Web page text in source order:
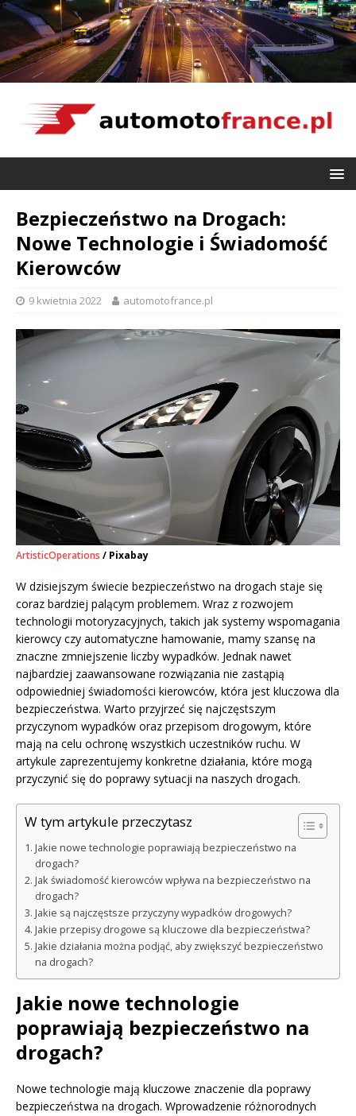
Bezpieczeństwo na Drogach:
Nowe Technologie i Świadomość
Kierowców
9 kwietnia 2022 automotofrance.pl
ArtisticOperations / Pixabay
W dzisiejszym świecie bezpieczeństwo na drogach staje się
coraz bardziej palącym problemem. Wraz z rozwojem
technologii motoryzacyjnych, takich jak systemy wspomagania
kierowcy czy automatyczne hamowanie, mamy szansę na
znaczne zmniejszenie liczby wypadków. Jednak nawet
najbardziej zaawansowane rozwiązania nie zastąpią
odpowiedniej świadomości kierowców, która jest kluczowa dla
bezpieczeństwa. Warto przyjrzeć się najczęstszym
przyczynom wypadków oraz przepisom drogowym, które
mają na celu ochronę wszystkich uczestników ruchu. W
artykule zaprezentujemy konkretne działania, które mogą
przyczynić się do poprawy sytuacji na naszych drogach.
W tym artykule przeczytasz
Jakie nowe technologie poprawiają bezpieczeństwo na
drogach?
Jak świadomość kierowców wpływa na bezpieczeństwo na
drogach?
Jakie są najczęstsze przyczyny wypadków drogowych?
Jakie przepisy drogowe są kluczowe dla bezpieczeństwa?
Jakie działania można podjąć, aby zwiększyć bezpieczeństwo
na drogach?
Jakie nowe technologie
poprawiają bezpieczeństwo na
drogach?
Nowe technologie mają kluczowe znaczenie dla poprawy
bezpieczeństwa na drogach. Wprowadzenie różnorodnych